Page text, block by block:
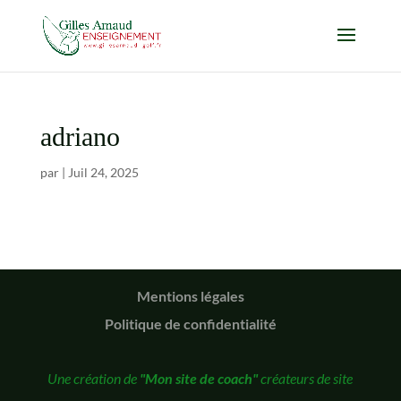
adriano
par | Juil 24, 2025
Mentions légales
Politique de confidentialité
Une création de "Mon site de coach"créateurs de site